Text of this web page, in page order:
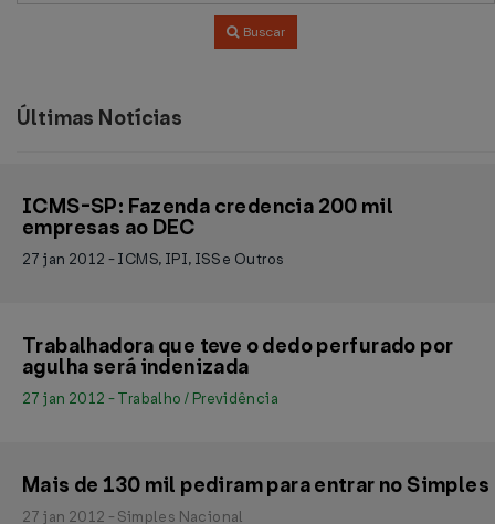
Buscar
Últimas Notícias
ICMS-SP: Fazenda credencia 200 mil
empresas ao DEC
27 jan 2012 - ICMS, IPI, ISS e Outros
Trabalhadora que teve o dedo perfurado por
agulha será indenizada
27 jan 2012 - Trabalho / Previdência
Mais de 130 mil pediram para entrar no Simples
27 jan 2012 - Simples Nacional